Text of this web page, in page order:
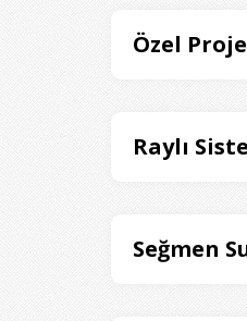
Özel
Raylı
Seğmen